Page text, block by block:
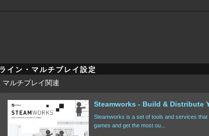
イン・マルチプレイ設定
マルチプレイ関連
Steamworks - Build & Distribute
Steamworks is a set of tools and services
games and get the most ou...